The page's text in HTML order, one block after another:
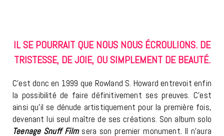
IL SE POURRAIT QUE NOUS NOUS ÉCROULIONS. DE
TRISTESSE, DE JOIE, OU SIMPLEMENT DE BEAUTÉ.
C’est donc en 1999 que Rowland S. Howard entrevoit enfin
la possibilité de faire définitivement ses preuves. C’est
ainsi qu’il se dénude artistiquement pour la première fois,
devenant lui seul maître de ses créations. Son album solo
Teenage Snuff Film sera son premier monument. Il n’aura